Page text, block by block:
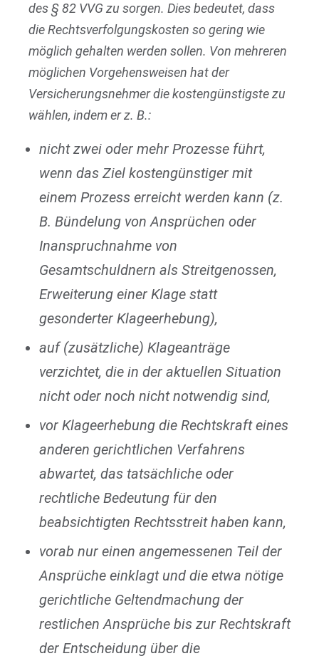
des § 82 VVG zu sorgen. Dies bedeutet, dass
die Rechtsverfolgungskosten so gering wie
möglich gehalten werden sollen. Von mehreren
möglichen Vorgehensweisen hat der
Versicherungsnehmer die kostengünstigste zu
wählen, indem er z. B.:
nicht zwei oder mehr Prozesse führt,
wenn das Ziel kostengünstiger mit
einem Prozess erreicht werden kann (z.
B. Bündelung von Ansprüchen oder
Inanspruchnahme von
Gesamtschuldnern als Streitgenossen,
Erweiterung einer Klage statt
gesonderter Klageerhebung),
auf (zusätzliche) Klageanträge
verzichtet, die in der aktuellen Situation
nicht oder noch nicht notwendig sind,
vor Klageerhebung die Rechtskraft eines
anderen gerichtlichen Verfahrens
abwartet, das tatsächliche oder
rechtliche Bedeutung für den
beabsichtigten Rechtsstreit haben kann,
vorab nur einen angemessenen Teil der
Ansprüche einklagt und die etwa nötige
gerichtliche Geltendmachung der
restlichen Ansprüche bis zur Rechtskraft
der Entscheidung über die